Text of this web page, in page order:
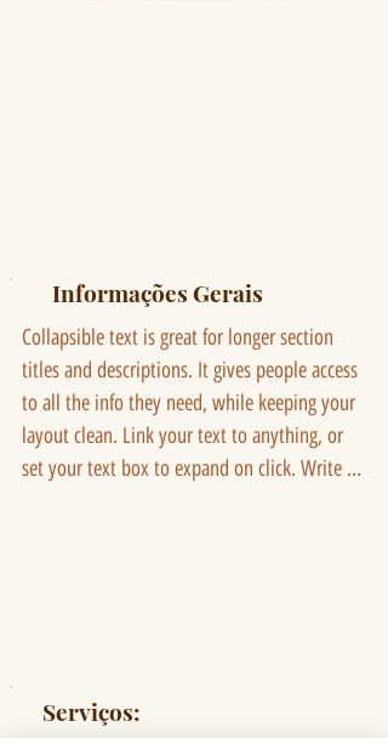
Informações Gerais
Collapsible text is great for longer section
titles and descriptions. It gives people access
to all the info they need, while keeping your
layout clean. Link your text to anything, or
set your text box to expand on click. Write
Serviços: